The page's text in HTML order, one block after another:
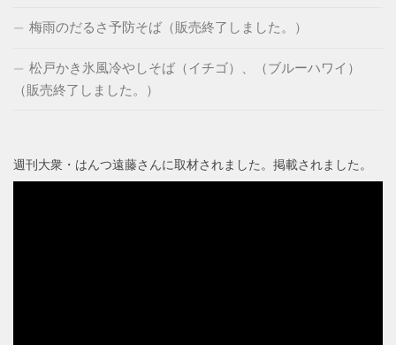
梅雨のだるさ予防そば（販売終了しました。）
松戸かき氷風冷やしそば（イチゴ）、（ブルーハワイ）
（販売終了しました。）
週刊大衆・はんつ遠藤さんに取材されました。掲載されました。